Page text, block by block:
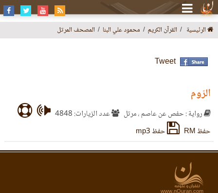
الرئيسية القرآن الكريم محمود علي البنا المصحف المرتل
Tweet
الرّوم
رواية : حفص عن عاصم ، مرتل
عدد الزيارات: 4848
حفظ RM
حفظ mp3